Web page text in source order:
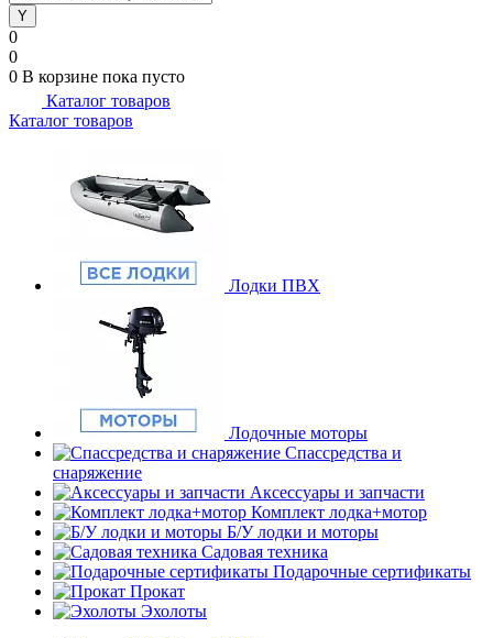
0
0
0 В корзине пока пусто
Каталог товаров
Каталог товаров
Лодки ПВХ
Лодочные моторы
Спассредства и
снаряжение
Аксессуары и запчасти
Комплект лодка+мотор
Б/У лодки и моторы
Садовая техника
Подарочные сертификаты
Прокат
Эхолоты